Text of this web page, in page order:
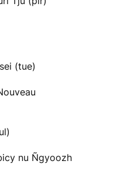
(tue)
nu Ñgyoozh